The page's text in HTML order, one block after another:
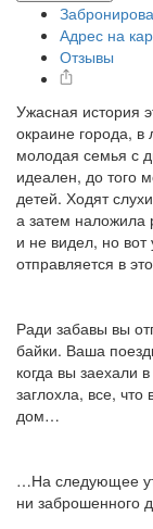
Адрес на
Отзывы
Ужасная история
окраине города,
молодая семья с
идеален, до того
детей. Ходят
а затем наложила
и не видел, но
отправляется в
Ради забавы вы
байки. Ваша
когда вы заехали
заглохла, все,
дом…
…На следующее
ни заброшенного